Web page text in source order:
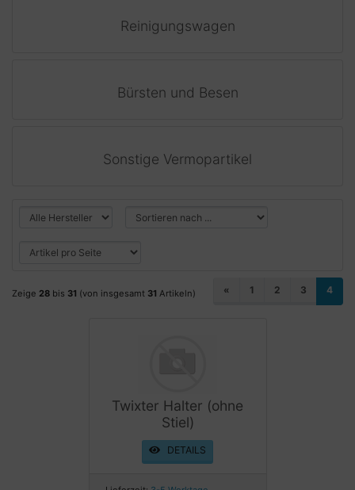
Reinigungswagen
Bürsten und Besen
Sonstige Vermopartikel
Zeige 28 bis 31 (von insgesamt 31 Artikeln) « 1 2 3 4
Twixter Halter (ohne
Stiel)
DETAILS